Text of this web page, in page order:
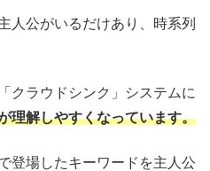
人公がいるだけあり、時系列
クラウドシンク」システムに
理解しやすくなっています。
登場したキーワードを主人公